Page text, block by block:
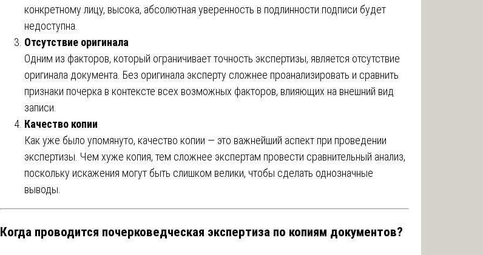
конкретному лицу, высока, абсолютная уверенность в подлинности подписи будет
недоступна.
Отсутствие оригинала
Одним из факторов, который ограничивает точность экспертизы, является отсутствие
оригинала документа. Без оригинала эксперту сложнее проанализировать и сравнить
признаки почерка в контексте всех возможных факторов, влияющих на внешний вид
записи.
Качество копии
Как уже было упомянуто, качество копии — это важнейший аспект при проведении
экспертизы. Чем хуже копия, тем сложнее экспертам провести сравнительный анализ,
поскольку искажения могут быть слишком велики, чтобы сделать однозначные
выводы.
Когда проводится почерковедческая экспертиза по копиям документов?